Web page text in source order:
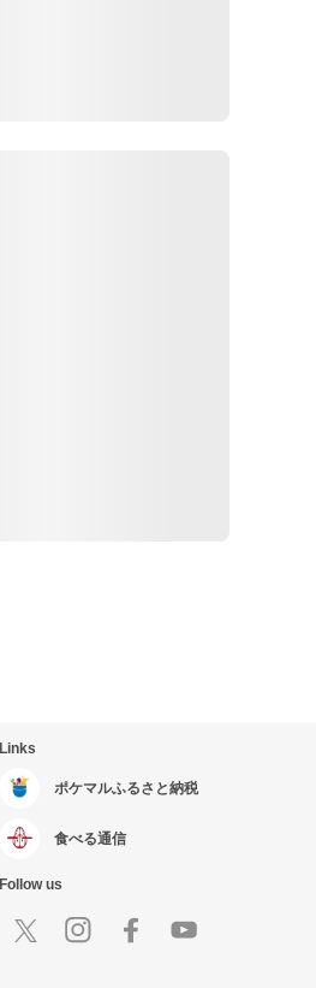
Links
ポケマルふるさと納税
食べる通信
Follow us